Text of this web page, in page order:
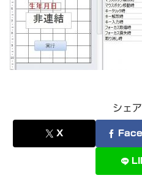
シェ
X